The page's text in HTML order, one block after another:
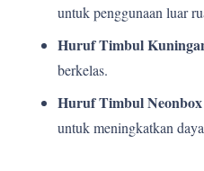
untuk penggunaan luar
Huruf Timbul
berkelas.
Huruf Timbul Neonbox
untuk meningkatkan